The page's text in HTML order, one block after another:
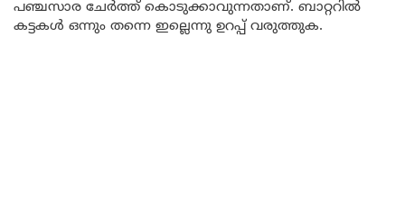
പഞ്ചസാര ചേർത്ത് കൊടുക്കാവുന്നതാണ്. ബാറ്ററിൽ
കട്ടകൾ ഒന്നും തന്നെ ഇല്ലെന്നു ഉറപ്പ് വരുത്തുക.